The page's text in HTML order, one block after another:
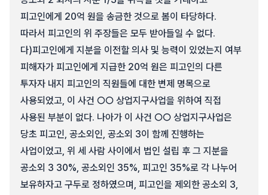
피고인에게 20억 원을 송금한 것으로 봄이 타당하다.
따라서 피고인의 위 주장들은 모두 받아들일 수 없다.
다)피고인에게 지분을 이전할 의사 및 능력이 있었는지 여부
피해자가 피고인에게 지급한 20억 원은 피고인의 다른
투자자 내지 피고인의 직원들에 대한 변제 명목으로
사용되었고, 이 사건 ○○ 상업지구사업을 위하여 직접
사용된 부분이 없다. 나아가 이 사건 ○○ 상업지구사업은
당초 피고인, 공소외인, 공소외 3이 함께 진행하는
사업이었고, 위 세 사람 사이에서 법인 설립 후 그 지분을
공소외 3 30%, 공소외인 35%, 피고인 35%로 각 나누어
보유하자고 구두로 정하였으며, 피고인을 제외한 공소외 3,